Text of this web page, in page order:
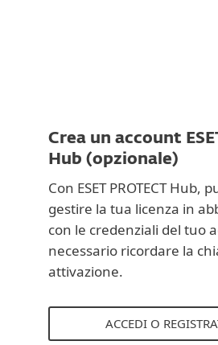
Crea un account
Hub (opzionale)
Con ESET PROTECT Hub,
gestire la tua licenza in
con le credenziali del tuo
necessario ricordare la
attivazione.
ACCEDI O